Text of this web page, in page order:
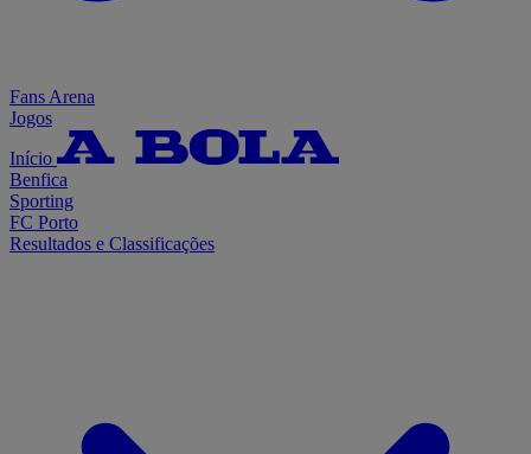
Fans Arena
Jogos
Início
Benfica
Sporting
FC Porto
Resultados e Classificações